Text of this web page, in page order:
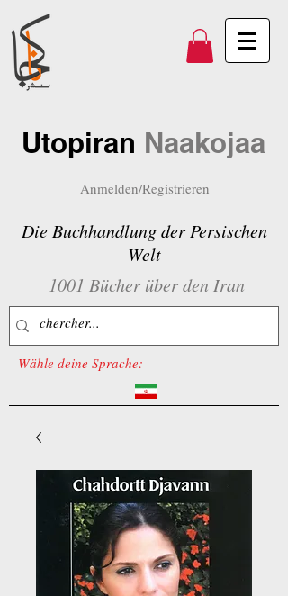
Utopiran Naakojaa
Anmelden/Registrieren
Die Buchhandlung der Persischen
Welt
1001 Bücher über den Iran
Wähle deine Sprache: